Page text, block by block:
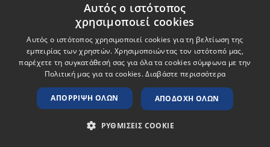
συγκατάθεσή σας ή για τη θεμελίωση, άσκηση ή
υποστήριξη νομικών αξιώσεων ή για την προστασία των
δικαιωμάτων άλλου φυσικού ή νομικού προσώπου ή για
λόγους σημαντικού δημόσιου συμφέροντος της Ένωσης
ή κράτους μέλους. Εάν, θέλετε να ασκήσετε το δικαίωμα
περιορισμού της επεξεργασίας παρακαλούμε αναφέρετε
αιτιολογημένα σε ποια από τις ανωτέρω περιπτώσεις
υπάγεστε. Η Ιntertranslations θα ελέγξει το αίτημά σας
Αυτός ο ιστότοπος
χρησιμοποιεί cookies
Αυτός ο ιστότοπος χρησιμοποιεί cookies για τη βελτίωση της
εμπειρίας των χρηστών. Χρησιμοποιώντας τον ιστότοπό μας,
παρέχετε τη συγκατάθεσή σας για όλα τα cookies σύμφωνα με την
Πολιτική μας για τα cookies.Διαβάστε περισσότερα
ΑΠΟΔΟΧΉ ΌΛΩΝ
ΑΠΌΡΡΙΨΗ ΌΛΩΝ
ΡΥΘΜΊΣΕΙΣ COOKIE